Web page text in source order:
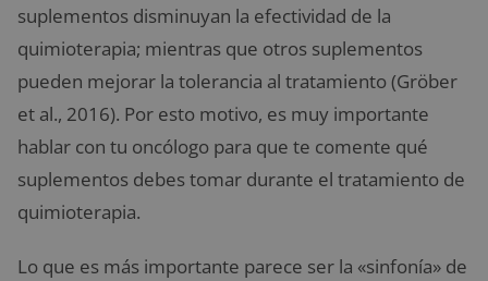
suplementos disminuyan la efectividad de la
quimioterapia; mientras que otros suplementos
pueden mejorar la tolerancia al tratamiento (Gröber
et al., 2016). Por esto motivo, es muy importante
hablar con tu oncólogo para que te comente qué
suplementos debes tomar durante el tratamiento de
quimioterapia.
Lo que es más importante parece ser la «sinfonía» de